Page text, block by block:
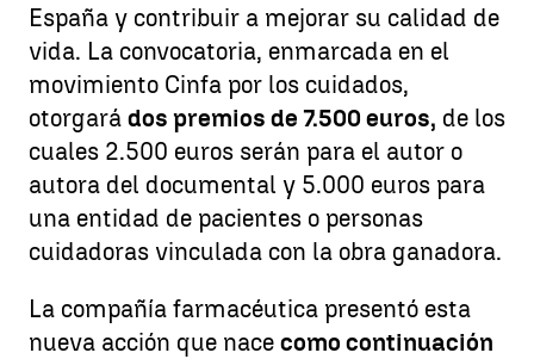
España y contribuir a mejorar su calidad de
vida. La convocatoria, enmarcada en el
movimiento Cinfa por los cuidados,
otorgará dos premios de 7.500 euros, de los
cuales 2.500 euros serán para el autor o
autora del documental y 5.000 euros para
una entidad de pacientes o personas
cuidadoras vinculada con la obra ganadora.
La compañía farmacéutica presentó esta
nueva acción que nace como continuación